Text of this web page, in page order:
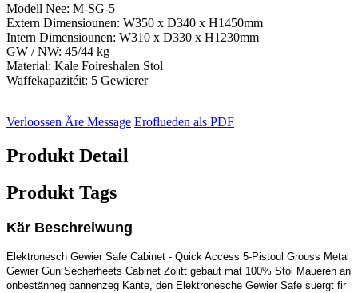
Modell Nee: M-SG-5
Extern Dimensiounen: W350 x D340 x H1450mm
Intern Dimensiounen: W310 x D330 x H1230mm
GW / NW: 45/44 kg
Material: Kale Foireshalen Stol
Waffekapazitéit: 5 Gewierer
Verloossen Äre Message Eroflueden als PDF
Produkt Detail
Produkt Tags
Kär Beschreiwung
Elektronesch Gewier Safe Cabinet - Quick Access 5-Pistoul Grouss Metal
Gewier Gun Sécherheets Cabinet Zolitt gebaut mat 100% Stol Maueren an
onbestänneg bannenzeg Kante, den Elektronesche Gewier Safe suergt fir